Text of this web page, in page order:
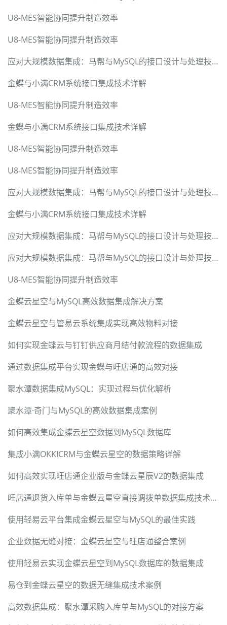
U8-MES智能协同提升制造效率
U8-MES智能协同提升制造效率
应对大规模数据集成：马帮与MySQL的接口设计与处理技术
金蝶与小满CRM系统接口集成技术详解
U8-MES智能协同提升制造效率
金蝶与小满CRM系统接口集成技术详解
U8-MES智能协同提升制造效率
U8-MES智能协同提升制造效率
应对大规模数据集成：马帮与MySQL的接口设计与处理技术
金蝶与小满CRM系统接口集成技术详解
应对大规模数据集成：马帮与MySQL的接口设计与处理技术
应对大规模数据集成：马帮与MySQL的接口设计与处理技术
U8-MES智能协同提升制造效率
金蝶云星空与MySQL高效数据集成解决方案
金蝶云星空与管易云系统集成实现高效物料对接
如何实现金蝶云与钉钉供应商月结付款流程的数据集成
通过数据集成平台实现金蝶与旺店通的高效对接
聚水潭数据集成MySQL：实现过程与优化解析
聚水潭·奇门与MySQL的高效数据集成案例
如何高效集成金蝶云星空数据到MySQL数据库
集成小满OKKICRM与金蝶云星空的数据策略详解
如何高效实现旺店通企业版与金蝶云星辰V2的数据集成
旺店通退货入库单与金蝶云星空直接调拨单数据集成技术解决方案
使用轻易云平台集成金蝶云星空与MySQL的最佳实践
企业数据无缝对接：金蝶云星空与旺店通整合案例
使用轻易云实现金蝶云星空到MySQL数据库的数据集成
易仓到金蝶云星空的数据无缝集成技术案例
高效数据集成：聚水潭采购入库单与MySQL的对接方案